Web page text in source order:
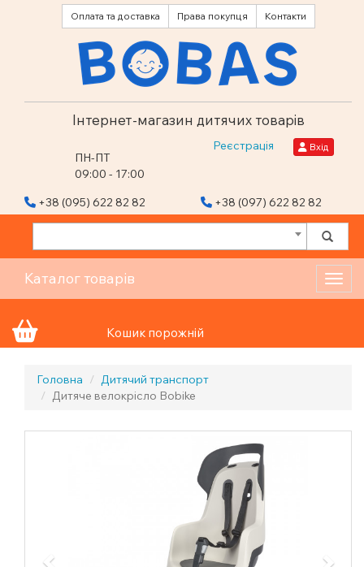
Оплата та доставка Права покупця Контакти
Інтернет-магазин дитячих товарів
ПН-ПТ
09:00 - 17:00
Реєстрація Вхід
+38 (095) 622 82 82 +38 (097) 622 82 82
Каталог товарів
Кошик порожній
Головна
Дитячий транспорт
Дитяче велокрісло Bobike